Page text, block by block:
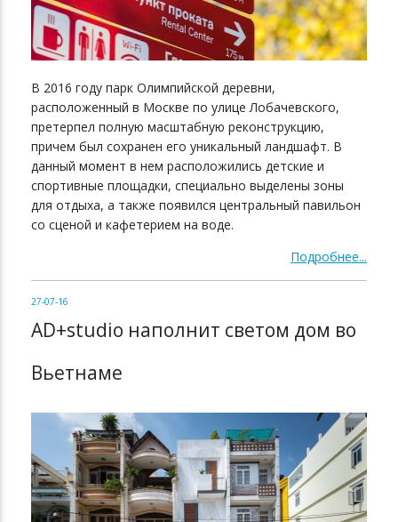
В 2016 году парк Олимпийской деревни,
расположенный в Москве по улице Лобачевского,
претерпел полную масштабную реконструкцию,
причем был сохранен его уникальный ландшафт. В
данный момент в нем расположились детские и
спортивные площадки, специально выделены зоны
для отдыха, а также появился центральный павильон
со сценой и кафетерием на воде.
Подробнее...
27-07-16
AD+studio наполнит светом дом во
Вьетнаме